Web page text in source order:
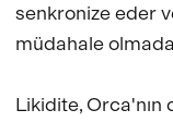
senkronize eder
müdahale
Likidite, Orca'nın